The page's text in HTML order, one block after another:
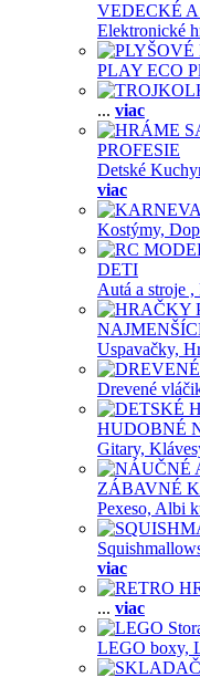
VEDECKÉ
Elektronické
PLAY ECO
... viac
PROFESIE
Detské
viac
Kostýmy,
DETI
Autá a stroje ,
Uspavačky,
Drevené
HUDOBNÉ
Gitary,
ZÁBAVNÉ
Pexeso, Albi
viac
... viac
LEGO boxy,